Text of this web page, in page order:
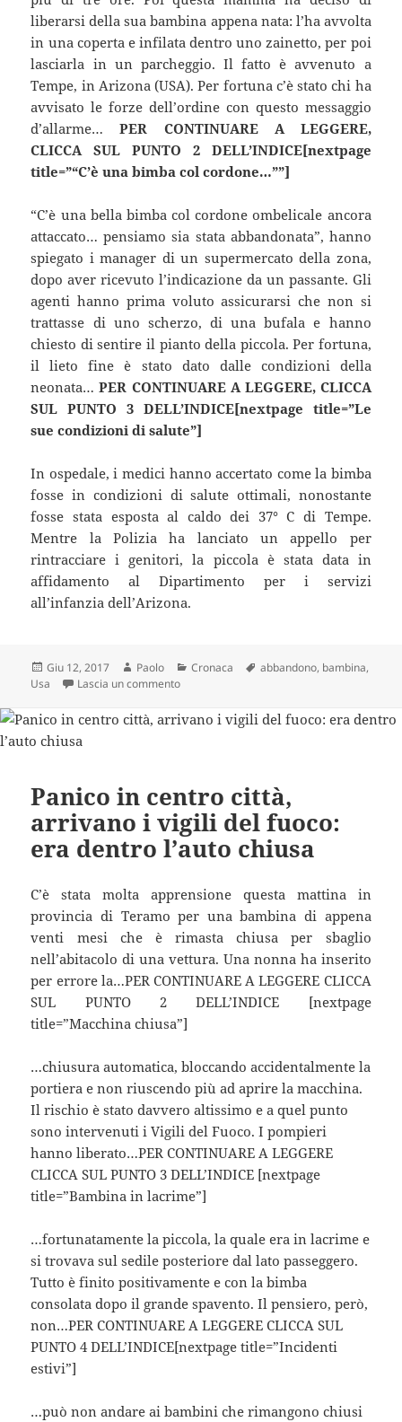
liberarsi della sua bambina appena nata: l’ha avvolta
in una coperta e infilata dentro uno zainetto, per poi
lasciarla in un parcheggio. Il fatto è avvenuto a
Tempe, in Arizona (USA). Per fortuna c’è stato chi ha
avvisato le forze dell’ordine con questo messaggio
d’allarme…PER CONTINUARE A LEGGERE,
CLICCA SUL PUNTO 2 DELL’INDICE[nextpage
title=”“C’è una bimba col cordone…””]
“C’è una bella bimba col cordone ombelicale ancora
attaccato… pensiamo sia stata abbandonata”, hanno
spiegato i manager di un supermercato della zona,
dopo aver ricevuto l’indicazione da un passante. Gli
agenti hanno prima voluto assicurarsi che non si
trattasse di uno scherzo, di una bufala e hanno
chiesto di sentire il pianto della piccola. Per fortuna,
il lieto fine è stato dato dalle condizioni della
neonata…PER CONTINUARE A LEGGERE, CLICCA
SUL PUNTO 3 DELL’INDICE[nextpage title=”Le
sue condizioni di salute”]
In ospedale, i medici hanno accertato come la bimba
fosse in condizioni di salute ottimali, nonostante
fosse stata esposta al caldo dei 37° C di Tempe.
Mentre la Polizia ha lanciato un appello per
rintracciare i genitori, la piccola è stata data in
affidamento al Dipartimento per i servizi
all’infanzia dell’Arizona.
Scritto
il
Giu 12, 2017 Autore
Paolo Categorie
Cronaca Tag
abbandono, bambina,
Usa
Lascia un commentosu Abbandonata in un parcheggio col
Panico in centro città,
arrivano i vigili del fuoco:
era dentro l’auto chiusa
C’è stata molta apprensione questa mattina in
provincia di Teramo per una bambina di appena
venti mesi che è rimasta chiusa per sbaglio
nell’abitacolo di una vettura. Una nonna ha inserito
per errore la…PER CONTINUARE A LEGGERE CLICCA
SUL PUNTO 2 DELL’INDICE [nextpage
title=”Macchina chiusa”]
…chiusura automatica, bloccando accidentalmente la
portiera e non riuscendo più ad aprire la macchina.
Il rischio è stato davvero altissimo e a quel punto
sono intervenuti i Vigili del Fuoco. I pompieri
hanno liberato…PER CONTINUARE A LEGGERE
CLICCA SUL PUNTO 3 DELL’INDICE [nextpage
title=”Bambina in lacrime”]
…fortunatamente la piccola, la quale era in lacrime e
si trovava sul sedile posteriore dal lato passeggero.
Tutto è finito positivamente e con la bimba
consolata dopo il grande spavento. Il pensiero, però,
non…PER CONTINUARE A LEGGERE CLICCA SUL
PUNTO 4 DELL’INDICE[nextpage title=”Incidenti
estivi”]
…può non andare ai bambini che rimangono chiusi